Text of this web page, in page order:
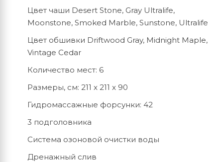
Цвет чаши Desert Stone, Gray Ultralife,
Moonstone, Smoked Marble, Sunstone, Ultralife
Цвет обшивки Driftwood Gray, Midnight Maple,
Vintage Cedar
Количество мест: 6
Размеры, см: 211 x 211 x 90
Гидромассажные форсунки: 42
3 подголовника
Система озоновой очистки воды
Дренажный слив